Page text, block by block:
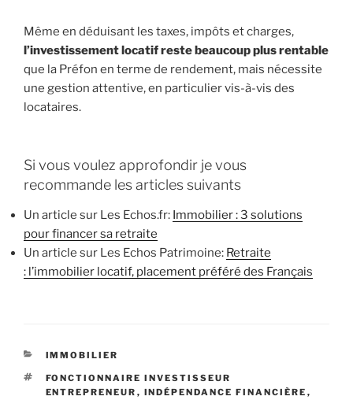
Même en déduisant les taxes, impôts et charges,
l’investissement locatif reste beaucoup plus rentable
que la Préfon en terme de rendement, mais nécessite
une gestion attentive, en particulier vis-à-vis des
locataires.
Si vous voulez approfondir je vous
recommande les articles suivants
Un article sur Les Echos.fr: Immobilier : 3 solutions
pour financer sa retraite
Un article sur Les Echos Patrimoine: Retraite
: l’immobilier locatif, placement préféré des Français
CATÉGORIES
IMMOBILIER
ÉTIQUETTES
FONCTIONNAIRE INVESTISSEUR
ENTREPRENEUR , INDÉPENDANCE FINANCIÈRE ,